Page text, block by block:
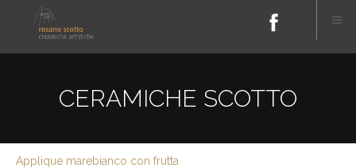
CERAMICHE SCOTTO
Applique marebianco con frutta